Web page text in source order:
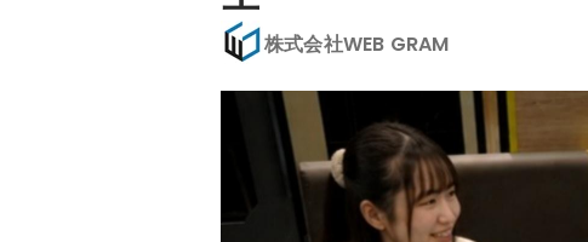
株式会社WEB GRAM